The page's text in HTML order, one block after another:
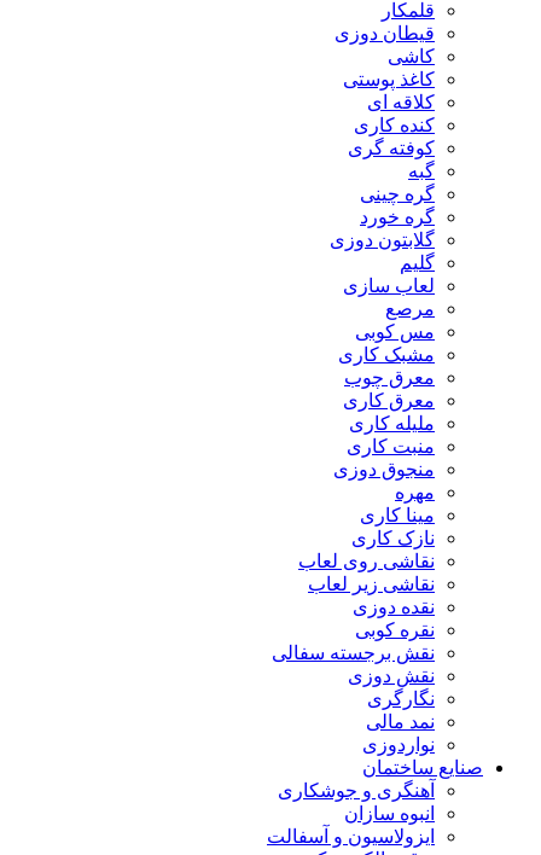
قلمکار
قیطان دوزی
کاشی
کاغذ پوستی
کلاقه ای
کنده کاری
کوفته گری
گبه
گره چینی
گره خورد
گلابتون دوزی
گلیم
لعاب سازی
مرصع
مس کوبی
مشبک کاری
معرق چوب
معرق کاری
مليله کاری
منبت کاری
منجوق دوزی
مهره
مینا کاری
نازک کاری
نقاشی روی لعاب
نقاشی زیر لعاب
نقده دوزی
نقره کوبی
نقش برجسته سفالی
نقش دوزی
نگارگری
نمد مالی
نواردوزی
صنایع ساختمان
آهنگری و جوشکاری
انبوه سازان
ایزولاسیون و آسفالت